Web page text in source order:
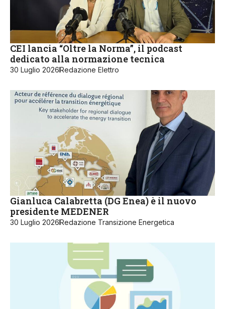
CEI lancia “Oltre la Norma”, il podcast
dedicato alla normazione tecnica
30 Luglio 2026Redazione Elettro
Gianluca Calabretta (DG Enea) è il nuovo
presidente MEDENER
30 Luglio 2026Redazione Transizione Energetica